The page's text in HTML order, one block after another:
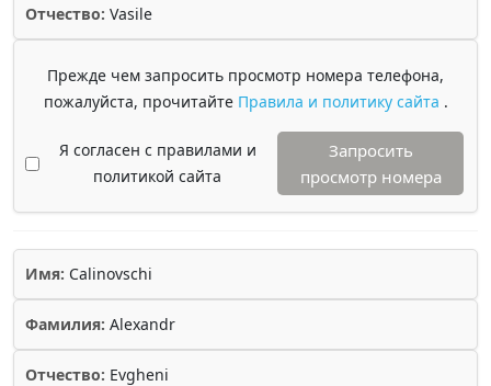
Отчество: Vasile
Прежде чем запросить просмотр номера телефона,
пожалуйста, прочитайте Правила и политику сайта .
Я согласен с правилами и
политикой сайта
Запросить
просмотр номера
Имя: Calinovschi
Фамилия: Alexandr
Отчество: Evgheni